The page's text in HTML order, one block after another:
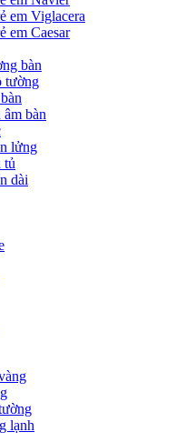
em Viglacera
em Caesar
bàn
tường
bàn
lửng
tủ
dài
lạnh